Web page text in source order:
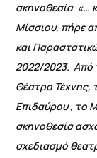
σκηνοθεσία «…
Μίσσιου, πήρε
και
2022/2023. Από
Θέατρο Τέχνης,
Επιδαύρου , το
σκηνοθεσία
σχεδιασμό